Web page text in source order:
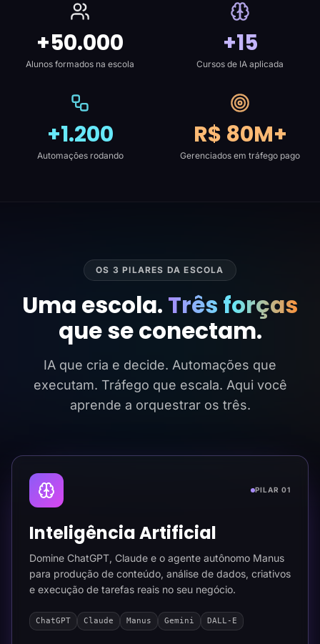
+50.000
Alunos formados na escola
+15
Cursos de IA aplicada
+1.200
Automações rodando
R$ 80M+
Gerenciados em tráfego pago
OS 3 PILARES DA ESCOLA
Uma escola. Três forças
que se conectam.
IA que cria e decide. Automações que
executam. Tráfego que escala. Aqui você
aprende a orquestrar os três.
PILAR 01
Inteligência Artificial
Domine ChatGPT, Claude e o agente autônomo Manus
para produção de conteúdo, análise de dados, criativos
e execução de tarefas reais no seu negócio.
ChatGPT Claude Manus Gemini DALL-E